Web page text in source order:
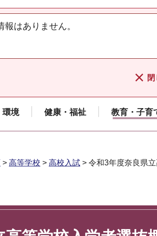
報はありません。
閉
環境 健康・福祉 教育・子育
> 高等学校 > 高校入試 > 令和3年度奈良県